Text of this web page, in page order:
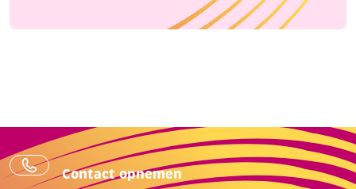
Contact opnemen